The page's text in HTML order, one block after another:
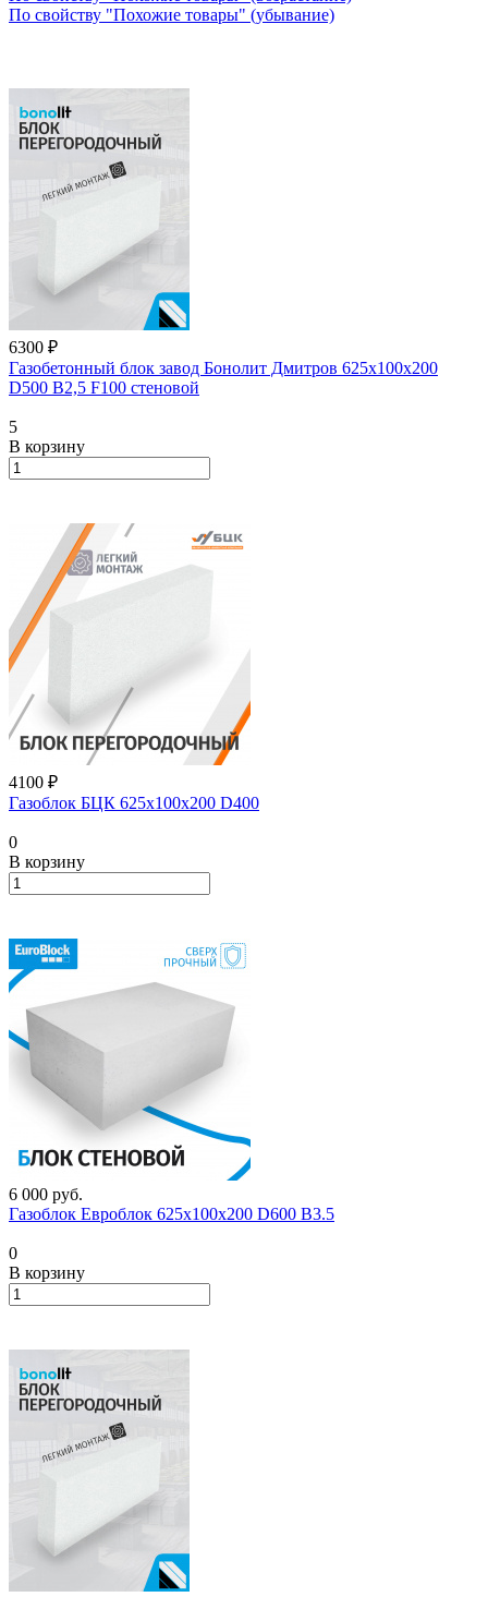
По свойству "Похожие товары" (убывание)
6300 ₽
Газобетонный блок завод Бонолит Дмитров 625х100х200
D500 В2,5 F100 стеновой
5
В корзину
4100 ₽
Газоблок БЦК 625х100х200 D400
0
В корзину
6 000 руб.
Газоблок Евроблок 625х100х200 D600 B3.5
0
В корзину